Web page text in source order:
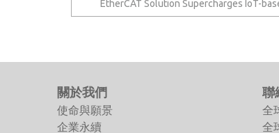
EtherCAT Solution Supercharges IoT-
關於我們
使命與願景
企業永續
聯
全
全